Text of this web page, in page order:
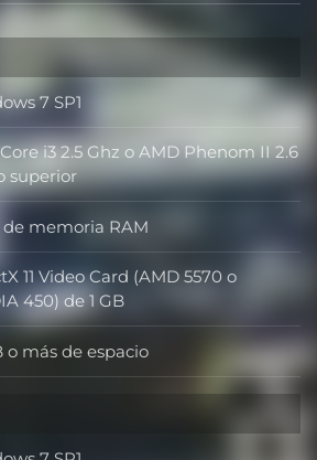
7 SP1
i3 2.5 Ghz o AMD Phenom II 2.6
superior
de memoria RAM
11 Video Card (AMD 5570 o
450) de 1 GB
o más de espacio